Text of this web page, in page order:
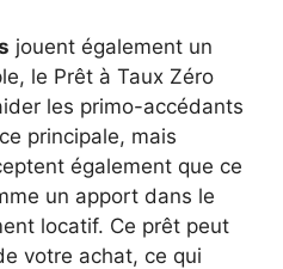
jouent également un
le Prêt à Taux Zéro
les primo-accédants
principale, mais
également que ce
un apport dans le
locatif. Ce prêt peut
votre achat, ce qui